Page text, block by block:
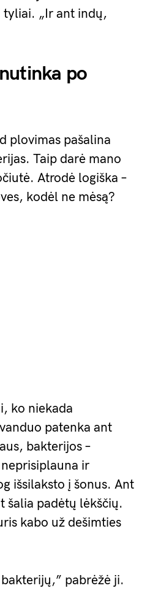
tyliai. „Ir ant indų,
po
plovimas pašalina
Taip darė mano
Atrodė logiška –
kodėl ne mėsą?
ko niekada
patenka ant
bakterijos –
ir
išsilaksto į šonus. Ant
šalia padėtų lėkščių.
kabo už dešimties
pabrėžė ji.